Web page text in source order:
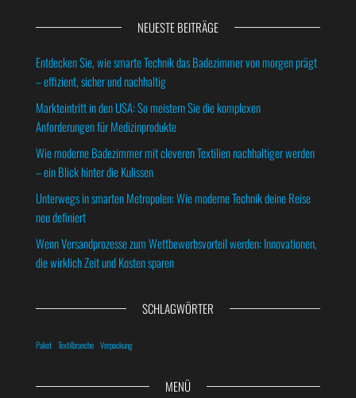
NEUESTE BEITRÄGE
Entdecken Sie, wie smarte Technik das Badezimmer von morgen prägt
– effizient, sicher und nachhaltig
Markteintritt in den USA: So meistern Sie die komplexen
Anforderungen für Medizinprodukte
Wie moderne Badezimmer mit cleveren Textilien nachhaltiger werden
– ein Blick hinter die Kulissen
Unterwegs in smarten Metropolen: Wie moderne Technik deine Reise
neu definiert
Wenn Versandprozesse zum Wettbewerbsvorteil werden: Innovationen,
die wirklich Zeit und Kosten sparen
SCHLAGWÖRTER
Paket Textilbranche Verpackung
MENÜ